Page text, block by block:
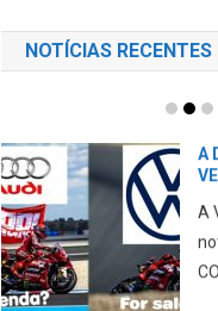
NOTÍCIAS
A
A